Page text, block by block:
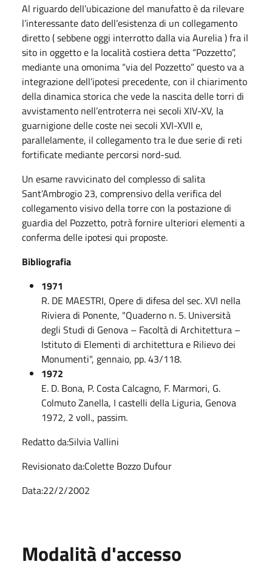
Al riguardo dell’ubicazione del manufatto è da rilevare
l’interessante dato dell’esistenza di un collegamento
diretto ( sebbene oggi interrotto dalla via Aurelia ) fra il
sito in oggetto e la località costiera detta “Pozzetto”,
mediante una omonima “via del Pozzetto” questo va a
integrazione dell’ipotesi precedente, con il chiarimento
della dinamica storica che vede la nascita delle torri di
avvistamento nell’entroterra nei secoli XIV-XV, la
guarnigione delle coste nei secoli XVI-XVII e,
parallelamente, il collegamento tra le due serie di reti
fortificate mediante percorsi nord-sud.
Un esame ravvicinato del complesso di salita
Sant’Ambrogio 23, comprensivo della verifica del
collegamento visivo della torre con la postazione di
guardia del Pozzetto, potrà fornire ulteriori elementi a
conferma delle ipotesi qui proposte.
Bibliografia
1971
R. DE MAESTRI, Opere di difesa del sec. XVI nella
Riviera di Ponente, "Quaderno n. 5. Università
degli Studi di Genova – Facoltà di Architettura –
Istituto di Elementi di architettura e Rilievo dei
Monumenti", gennaio, pp. 43/118.
1972
E. D. Bona, P. Costa Calcagno, F. Marmori, G.
Colmuto Zanella, I castelli della Liguria, Genova
1972, 2 voll., passim.
Redatto da:Silvia Vallini
Revisionato da:Colette Bozzo Dufour
Data:22/2/2002
Modalità d'accesso